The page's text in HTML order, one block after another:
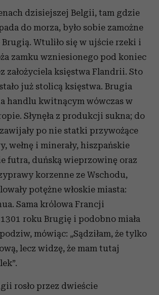
dzisiejszej Belgii, tam gdzie
do morza, było sobie zamożne
Wtuliło się w ujście rzeki i
zamku wzniesionego pod koniec
założyciela księstwa Flandrii. Sto
już stolicą księstwa. Brugia
handlu kwitnącym wówczas w
Słynęła z produkcji sukna; do
po nie statki przywożące
wełnę i minerały, hiszpańskie
futra, duńską wieprzowinę oraz
korzenne ze Wschodu,
potężne włoskie miasta:
Sama królowa Francji
roku Brugię i podobno miała
mówiąc: „Sądziłam, że tylko
lecz widzę, że mam tutaj
rosło przez dwieście